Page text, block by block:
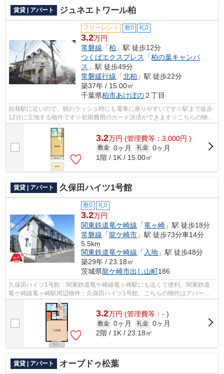
賃貸 | アパート ジュネエトワール柏
フリーレント 敷0 礼0
3.2万円
常磐線 「柏 」駅 徒歩12分
つくばエクスプレス
「柏の葉キャンパ
ス 」駅 徒歩49分
常磐緩行線 「北柏 」駅 徒歩22分
築37年 / 15.00㎡
千葉県柏市あけぼの２丁目
始発駅に近いので、朝のラッシュ時にも電車に座りやすいです☆駅まで徒歩
12分に立地する物件です☆初期費用のカード決済ができます☆こちらの物件
はアパートです☆アパートマンション館 ...
3.2万円 (管理費等：3,000円 )
敷金 0ヶ月 礼金 0ヶ月
1階 / 1K / 15.00㎡
賃貸 | アパート 久保田ハイツ1号館
敷0 礼0
3.2万円
関東鉄道竜ケ崎線 「竜ヶ崎 」駅 徒歩18分
常磐線 「龍ケ崎市 」駅 徒歩73分車14分
5.5km
関東鉄道竜ケ崎線 「 入地 」駅 徒歩48分
築29年 / 23.18㎡
茨城県龍ケ崎市出し山町186
久保田ハイツ1号館：関東鉄道竜ケ崎線竜ヶ崎駅にも近くて便利。関東鉄道
竜ケ崎線竜ヶ崎駅周辺物件：久保田ハイツ1号館。こちらの物件はアパート
です。スタッフ一同、気持ちを込めてお...
3.2万円 (管理費等：- )
敷金 0ヶ月 礼金 0ヶ月
2階 / 1K / 23.18㎡
賃貸 | アパート オーブドゥ松葉